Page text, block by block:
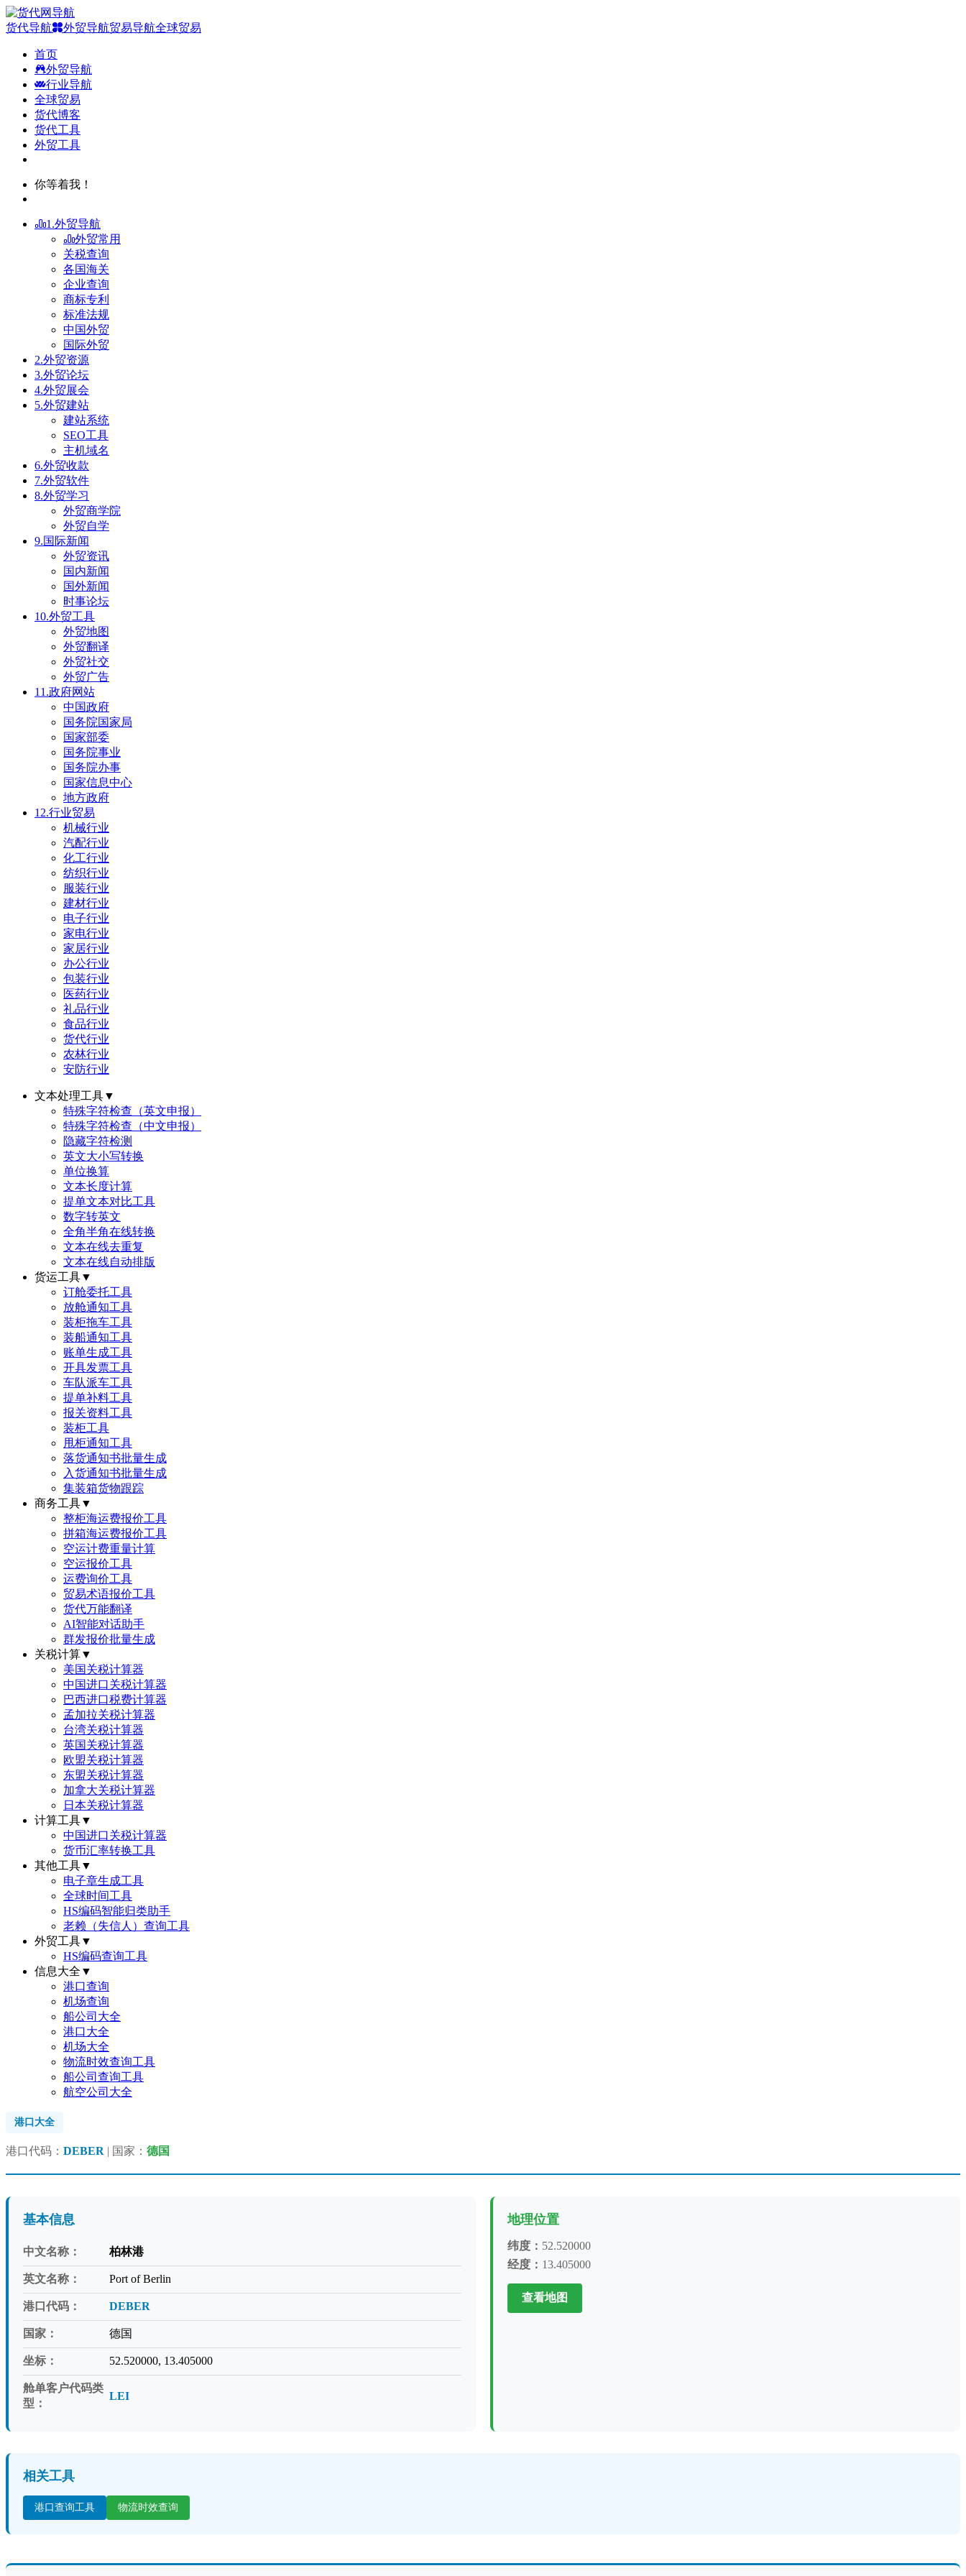
货代导航 外贸导航贸易导航全球贸易
首页
外贸导航
行业导航
全球贸易
货代博客
货代工具
外贸工具
你等着我！
1.外贸导航
外贸常用
关税查询
各国海关
企业查询
商标专利
标准法规
中国外贸
国际外贸
2.外贸资源
3.外贸论坛
4.外贸展会
5.外贸建站
建站系统
SEO工具
主机域名
6.外贸收款
7.外贸软件
8.外贸学习
外贸商学院
外贸自学
9.国际新闻
外贸资讯
国内新闻
国外新闻
时事论坛
10.外贸工具
外贸地图
外贸翻译
外贸社交
外贸广告
11.政府网站
中国政府
国务院国家局
国家部委
国务院事业
国务院办事
国家信息中心
地方政府
12.行业贸易
机械行业
汽配行业
化工行业
纺织行业
服装行业
建材行业
电子行业
家电行业
家居行业
办公行业
包装行业
医药行业
礼品行业
食品行业
货代行业
农林行业
安防行业
文本处理工具▼
特殊字符检查（英文申报）
特殊字符检查（中文申报）
隐藏字符检测
英文大小写转换
单位换算
文本长度计算
提单文本对比工具
数字转英文
全角半角在线转换
文本在线去重复
文本在线自动排版
货运工具▼
订舱委托工具
放舱通知工具
装柜拖车工具
装船通知工具
账单生成工具
开具发票工具
车队派车工具
提单补料工具
报关资料工具
装柜工具
甩柜通知工具
落货通知书批量生成
入货通知书批量生成
集装箱货物跟踪
商务工具▼
整柜海运费报价工具
拼箱海运费报价工具
空运计费重量计算
空运报价工具
运费询价工具
贸易术语报价工具
货代万能翻译
AI智能对话助手
群发报价批量生成
关税计算▼
美国关税计算器
中国进口关税计算器
巴西进口税费计算器
孟加拉关税计算器
台湾关税计算器
英国关税计算器
欧盟关税计算器
东盟关税计算器
加拿大关税计算器
日本关税计算器
计算工具▼
中国进口关税计算器
货币汇率转换工具
其他工具▼
电子章生成工具
全球时间工具
HS编码智能归类助手
老赖（失信人）查询工具
外贸工具▼
HS编码查询工具
信息大全 ▼
港口查询
机场查询
船公司大全
港口大全
机场大全
物流时效查询工具
船公司查询工具
航空公司大全
港口大全
港口代码： DEBER | 国家： 德国
基本信息
中文名称： 柏林港
英文名称： Port of Berlin
港口代码： DEBER
国家： 德国
坐标： 52.520000, 13.405000
舱单客户代码类
型：
LEI
地理位置
纬度： 52.520000
经度： 13.405000
查看地图
相关工具
港口查询工具 物流时效查询